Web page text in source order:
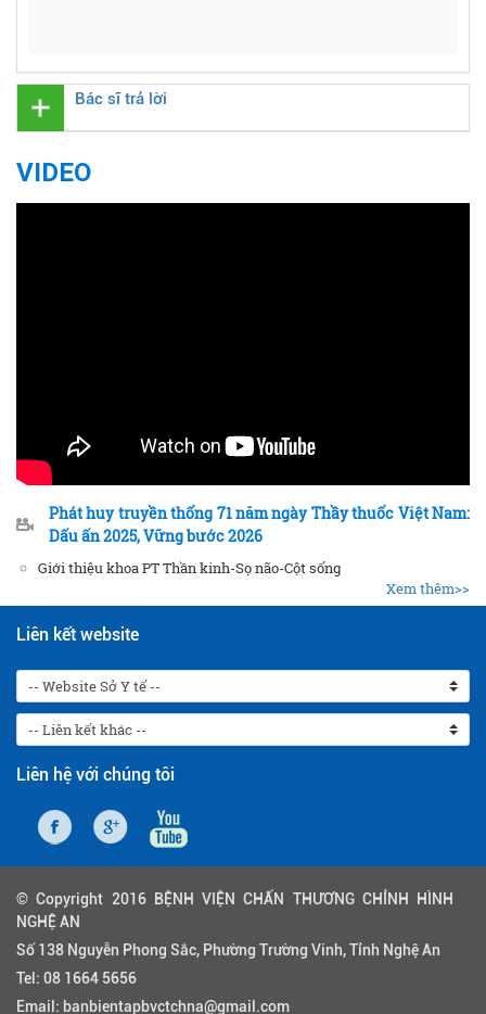
Bác sĩ trả lời
VIDEO
Phát huy truyền thống 71 năm ngày Thầy thuốc Việt Nam:
Dấu ấn 2025, Vững bước 2026
Giới thiệu khoa PT Thần kinh-Sọ não-Cột sống
Xem thêm>>
Liên kết website
Liên hệ với chúng tôi
© Copyright 2016 BỆNH VIỆN CHẤN THƯƠNG CHỈNH HÌNH
NGHỆ AN
Số 138 Nguyễn Phong Sắc, Phường Trường Vinh, Tỉnh Nghệ An
Tel: 08 1664 5656
Email: banbientapbvctchna@gmail.com